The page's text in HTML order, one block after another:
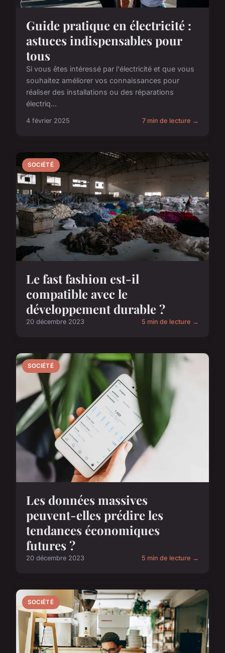
Guide pratique en électricité :
astuces indispensables pour
tous
Si vous êtes intéressé par l'électricité et que vous
souhaitez améliorer vos connaissances pour
réaliser des installations ou des réparations
électriq...
4 février 2025 7 min de lecture →
SOCIÉTÉ
Le fast fashion est-il
compatible avec le
développement durable ?
20 décembre 2023 5 min de lecture →
SOCIÉTÉ
Les données massives
peuvent-elles prédire les
tendances économiques
futures ?
20 décembre 2023 5 min de lecture →
SOCIÉTÉ